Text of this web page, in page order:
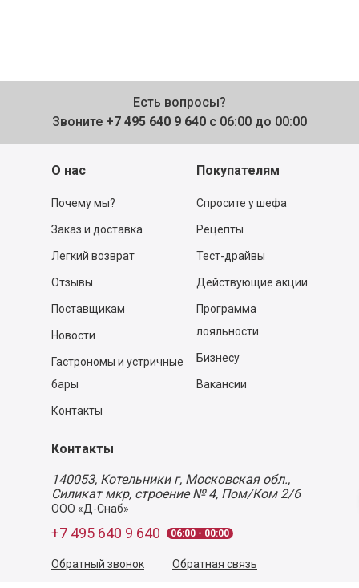
Есть вопросы?
Звоните +7 495 640 9 640 с 06:00 до 00:00
О нас
Почему мы?
Заказ и доставка
Легкий возврат
Отзывы
Поставщикам
Новости
Гастрономы и устричные
бары
Контакты
Покупателям
Спросите у шефа
Рецепты
Тест-драйвы
Действующие акции
Программа
лояльности
Бизнесу
Вакансии
Контакты
140053, Котельники г, Московская обл.,
Силикат мкр, строение № 4, Пом/Ком 2/6
ООО «Д-Снаб»
+7 495 640 9 640 06:00 - 00:00
Обратный звонок Обратная связь